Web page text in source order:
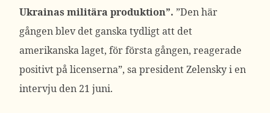
Ukrainas militära produktion”. ”Den här
gången blev det ganska tydligt att det
amerikanska laget, för första gången, reagerade
positivt på licenserna”, sa president Zelensky i en
intervju den 21 juni.